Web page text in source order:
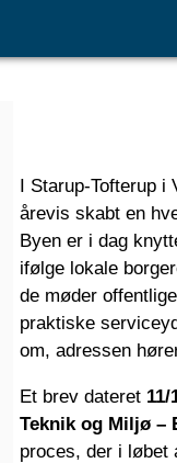
I Starup-Tofterup i
årevis skabt en
Byen er i dag
ifølge lokale
de møder
praktiske
om, adressen
Et brev dateret 11/
Teknik og Miljø –
proces, der i løbet